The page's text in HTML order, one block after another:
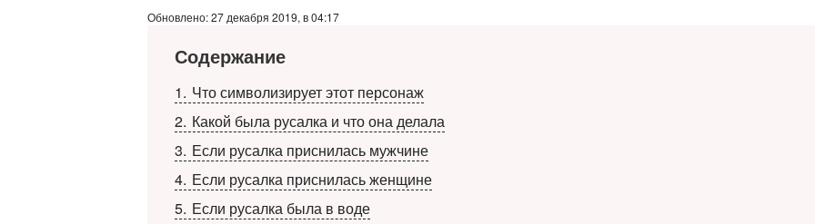
Обновлено: 27 декабря 2019, в 04:17
Содержание
1
Что символизирует этот персонаж
2 Какой была русалка и что она делала
3 Если русалка приснилась мужчине
4 Если русалка приснилась женщине
5 Если русалка была в воде